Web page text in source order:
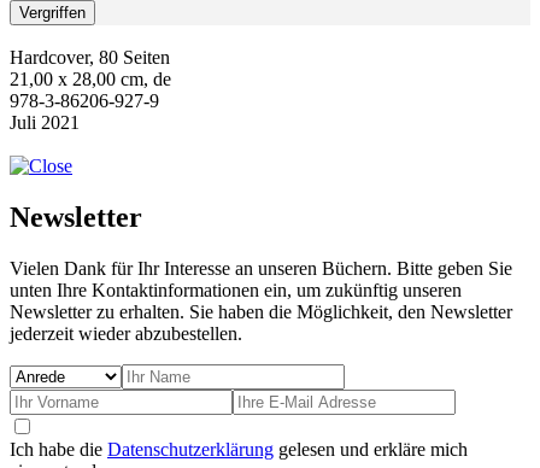
Vergriffen
Hardcover, 80 Seiten
21,00 x 28,00 cm, de
978-3-86206-927-9
Juli 2021
Newsletter
Vielen Dank für Ihr Interesse an unseren Büchern. Bitte geben Sie
unten Ihre Kontaktinformationen ein, um zukünftig unseren
Newsletter zu erhalten. Sie haben die Möglichkeit, den Newsletter
jederzeit wieder abzubestellen.
Ich habe die Datenschutzerklärung gelesen und erkläre mich